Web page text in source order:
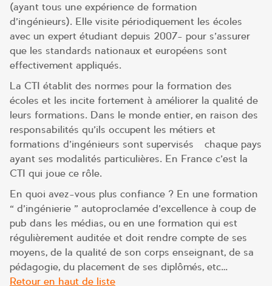
(ayant tous une expérience de formation
d’ingénieurs). Elle visite périodiquement les écoles –
avec un expert étudiant depuis 2007- pour s’assurer
que les standards nationaux et européens sont
effectivement appliqués.
La CTI établit des normes pour la formation des
écoles et les incite fortement à améliorer la qualité de
leurs formations. Dans le monde entier, en raison des
responsabilités qu’ils occupent les métiers et
formations d’ingénieurs sont supervisés –chaque pays
ayant ses modalités particulières. En France c’est la
CTI qui joue ce rôle.
En quoi avez-vous plus confiance ? En une formation
« d’ingénierie » autoproclamée d’excellence à coup de
pub dans les médias, ou en une formation qui est
régulièrement auditée et doit rendre compte de ses
moyens, de la qualité de son corps enseignant, de sa
pédagogie, du placement de ses diplômés, etc…
Retour en haut de liste